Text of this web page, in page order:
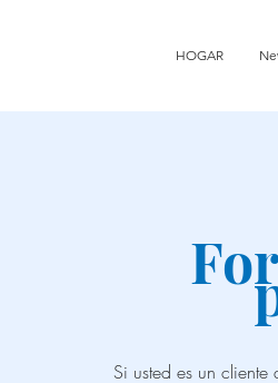
HOGAR
Si usted es un